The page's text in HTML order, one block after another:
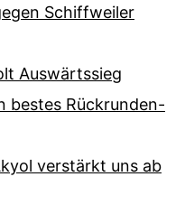
Schiffweiler
Auswärtssieg
bestes Rückrunden-
verstärkt uns ab